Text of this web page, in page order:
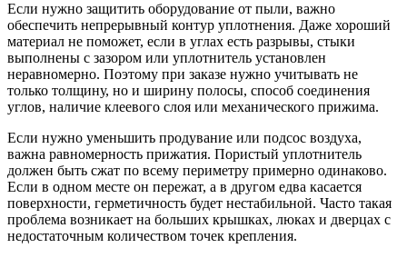
Если нужно защитить оборудование от пыли, важно
обеспечить непрерывный контур уплотнения. Даже хороший
материал не поможет, если в углах есть разрывы, стыки
выполнены с зазором или уплотнитель установлен
неравномерно. Поэтому при заказе нужно учитывать не
только толщину, но и ширину полосы, способ соединения
углов, наличие клеевого слоя или механического прижима.
Если нужно уменьшить продувание или подсос воздуха,
важна равномерность прижатия. Пористый уплотнитель
должен быть сжат по всему периметру примерно одинаково.
Если в одном месте он пережат, а в другом едва касается
поверхности, герметичность будет нестабильной. Часто такая
проблема возникает на больших крышках, люках и дверцах с
недостаточным количеством точек крепления.